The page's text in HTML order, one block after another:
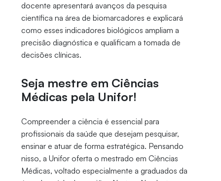
docente apresentará avanços da pesquisa
científica na área de biomarcadores e explicará
como esses indicadores biológicos ampliam a
precisão diagnóstica e qualificam a tomada de
decisões clínicas.
Seja mestre em Ciências
Médicas pela Unifor!
Compreender a ciência é essencial para
profissionais da saúde que desejam pesquisar,
ensinar e atuar de forma estratégica. Pensando
nisso, a Unifor oferta o mestrado em Ciências
Médicas, voltado especialmente a graduados da